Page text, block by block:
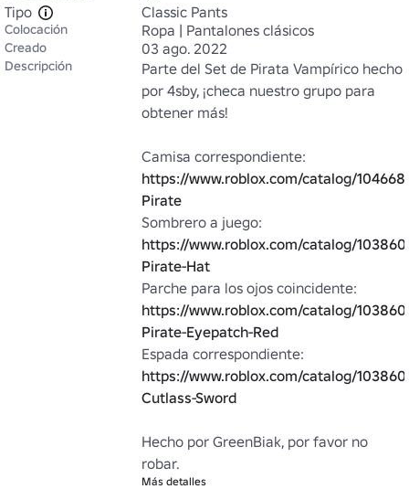
Tipo
Classic Pants
Colocación Ropa | Pantalones clásicos
Creado 03 ago. 2022
Descripción
Parte del Set de Pirata Vampírico hecho
por 4sby, ¡checa nuestro grupo para
obtener más!
https://www.roblox.com/catalog/
Pirate
https://www.roblox.com/catalog/
Pirate-Hat
https://www.roblox.com/catalog/
Pirate-Eyepatch-Red
https://www.roblox.com/catalog/
Cutlass-Sword
Hecho por GreenBiak, por favor no
robar.
Más detalles